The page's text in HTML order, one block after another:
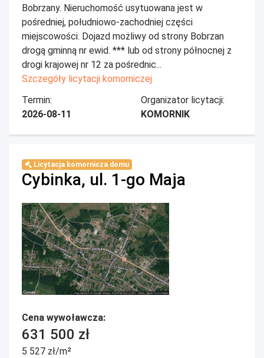
Bobrzany. Nieruchomość usytuowana jest w
pośredniej, południowo-zachodniej części
miejscowości. Dojazd możliwy od strony Bobrzan
drogą gminną nr ewid. *** lub od strony północnej z
drogi krajowej nr 12 za pośrednic...
Szczegóły licytacji komorniczej
Termin:
2026-08-11
Organizator licytacji:
KOMORNIK
Licytacja komornicza domu
Cybinka, ul. 1-go Maja
Cena wywoławcza:
631 500 zł
5 527 zł/m²